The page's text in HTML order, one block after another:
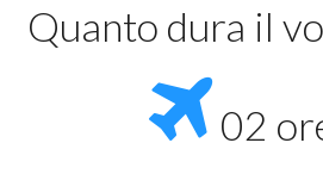
Quanto dura il
02